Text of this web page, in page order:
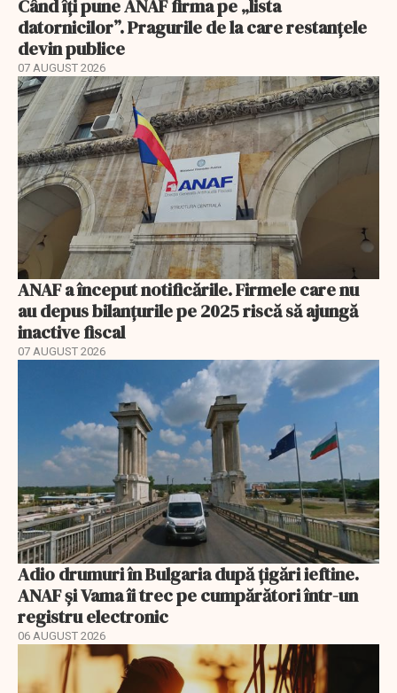
Când îți pune ANAF firma pe „lista
datornicilor”. Pragurile de la care restanțele
devin publice
07 AUGUST 2026
ANAF a început notificările. Firmele care nu
au depus bilanțurile pe 2025 riscă să ajungă
inactive fiscal
07 AUGUST 2026
Adio drumuri în Bulgaria după țigări ieftine.
ANAF și Vama îi trec pe cumpărători într-un
registru electronic
06 AUGUST 2026